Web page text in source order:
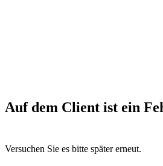
Auf dem Client ist ein
Versuchen Sie es bitte später erneut.